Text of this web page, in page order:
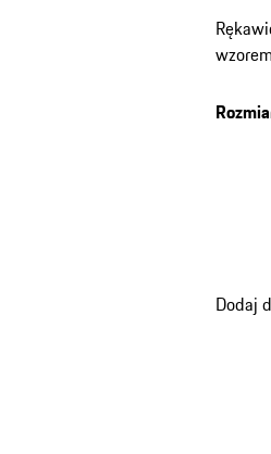
stronie
w
Dodaj